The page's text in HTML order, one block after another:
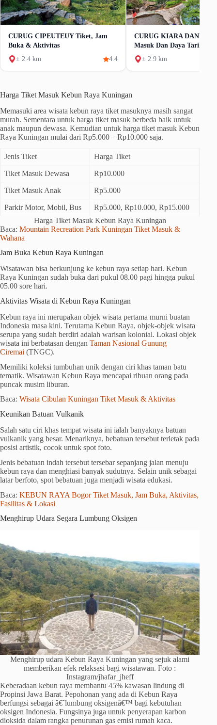
CURUG CIPEUTEUY Tiket, Jam
Buka & Aktivitas
± 2.4 km
4.4
CURUG KIARA DANU
Masuk Dan Daya Tarik
± 2.9 km
Harga Tiket Masuk Kebun Raya Kuningan
Memasuki area wisata kebun raya tiket masuknya masih sangat
murah. Sementara untuk harga tiket masuk berbeda baik untuk
anak maupun dewasa. Kemudian untuk harga tiket masuk Kebun
Raya Kuningan mulai dari Rp5.000 – Rp10.000 saja.
Jenis Tiket Harga Tiket
Tiket Masuk Dewasa Rp10.000
Tiket Masuk Anak Rp5.000
Parkir Motor, Mobil, Bus
Rp5.000, Rp10.000, Rp15.000
Harga Tiket Masuk Kebun Raya Kuningan
Baca: Mountain Recreation Park Kuningan Tiket Masuk &
Wahana
Jam Buka Kebun Raya Kuningan
Wisatawan bisa berkunjung ke kebun raya setiap hari. Kebun
Raya Kuningan sudah buka dari pukul 08.00 pagi hingga pukul
05.00 sore hari.
Aktivitas Wisata di Kebun Raya Kuningan
Kebun raya ini merupakan objek wisata pertama murni buatan
Indonesia masa kini. Terutama Kebun Raya, objek-objek wisata
serupa yang sudah berdiri adalah warisan kolonial. Lokasi objek
wisata ini berbatasan dengan Taman Nasional Gunung
Ciremai (TNGC).
Memiliki koleksi tumbuhan unik dengan ciri khas taman batu
tematik. Wisatawan Kebun Raya mencapai ribuan orang pada
puncak musim liburan.
Baca: Wisata Cibulan Kuningan Tiket Masuk & Aktivitas
Keunikan Batuan Vulkanik
Salah satu ciri khas tempat wisata ini ialah banyaknya batuan
vulkanik yang besar. Menariknya, bebatuan tersebut terletak pada
posisi artistik, cocok untuk spot foto.
Jenis bebatuan indah tersebut tersebar sepanjang jalan menuju
kebun raya dan menghiasi banyak sudutnya. Selain unik sebagai
latar berfoto, spot bebatuan juga menjadi wisata edukasi.
Baca: KEBUN RAYA Bogor Tiket Masuk, Jam Buka, Aktivitas,
Fasilitas & Lokasi
Menghirup Udara Segara Lumbung Oksigen
Menghirup udara Kebun Raya Kuningan yang sejuk alami
memberikan efek relaksasi bagi wisatawan. Foto :
Instagram/jhafar_jheff
Keberadaan kebun raya membantu 45% kawasan lindung di
Propinsi Jawa Barat. Pepohonan yang ada di Kebun Raya
berfungsi sebagai â€˜lumbung oksigenâ€™ bagi kebutuhan
oksigen Indonesia. Fungsinya juga untuk penyerapan karbon
dioksida dalam rangka penurunan gas emisi rumah kaca.